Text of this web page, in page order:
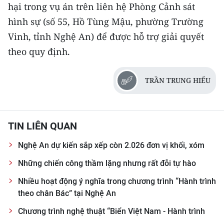
hại trong vụ án trên liên hệ Phòng Cảnh sát
hình sự (số 55, Hồ Tùng Mậu, phường Trường
Vinh, tỉnh Nghệ An) để được hỗ trợ giải quyết
theo quy định.
TRẦN TRUNG HIẾU
TIN LIÊN QUAN
Nghệ An dự kiến sắp xếp còn 2.026 đơn vị khối, xóm
Những chiến công thầm lặng nhưng rất đỗi tự hào
Nhiều hoạt động ý nghĩa trong chương trình “Hành trình
theo chân Bác” tại Nghệ An
Chương trình nghệ thuật “Biển Việt Nam - Hành trình